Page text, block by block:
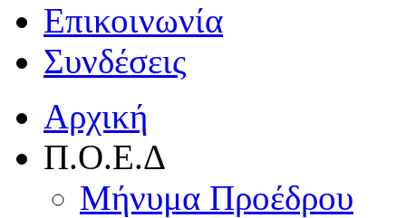
Επικοινωνία
Συνδέσεις
Αρχική
Π.Ο.Ε.Δ
Μήνυμα Προέδρου